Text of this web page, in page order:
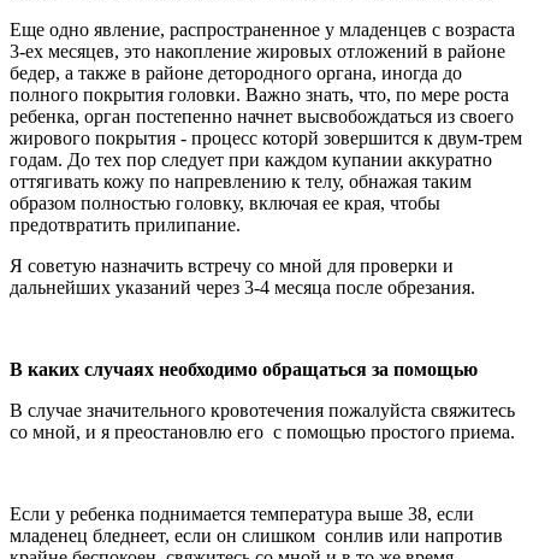
Еще одно явление, распространенное у младенцев с возраста
3-ех месяцев, это накопление жировых отложений в районе
бедер, а также в районе детородного органа, иногда до
полного покрытия головки. Важно знать, что, по мере роста
ребенка, орган постепенно начнет высвобождаться из своего
жирового покрытия - процесс которй зовершится к двум-трем
годам. До тех пор следует при каждом купании аккуратно
оттягивать кожу по напревлению к телу, обнажая таким
образом полностью головку, включая ее края, чтобы
предотвратить прилипание.
Я советую назначить встречу со мной для проверки и
дальнейших указаний через 3-4 месяца после обрезания.
В каких случаях необходимо обращаться за помощью
В случае значительного кровотечения пожалуйста свяжитесь
со мной, и я преостановлю его с помощью простого приема.
Если у ребенка поднимается температура выше 38, если
младенец бледнеет, если он слишком сонлив или напротив